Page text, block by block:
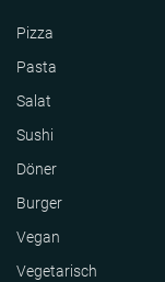
Pizza
Pasta
Salat
Sushi
Döner
Burger
Vegan
Vegetarisch